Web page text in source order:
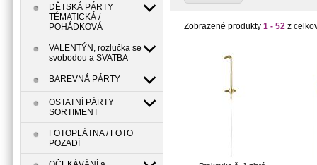
DĚTSKÁ PÁRTY
TÉMATICKÁ /
POHÁDKOVÁ
VALENTÝN, rozlučka se
svobodou a SVATBA
BAREVNÁ PÁRTY
OSTATNÍ PÁRTY
SORTIMENT
FOTOPLÁTNA / FOTO
POZADÍ
Zobrazené produkty 1 - 52 z